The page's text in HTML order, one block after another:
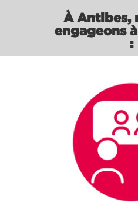
À Antibes,
engageons
: